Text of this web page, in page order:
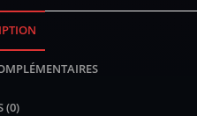
(0)